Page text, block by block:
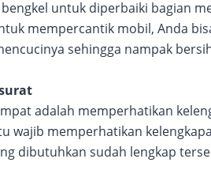
untuk diperbaiki bagian
mempercantik mobil, Anda
sehingga nampak
adalah memperhatikan
wajib memperhatikan
dibutuhkan sudah lengkap